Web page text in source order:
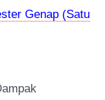
Genap (Satu